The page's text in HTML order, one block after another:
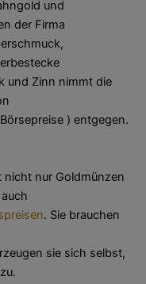
und
der Firma
und Zinn nimmt die
) entgegen.
nicht nur Goldmünzen
. Sie brauchen
sie sich selbst,